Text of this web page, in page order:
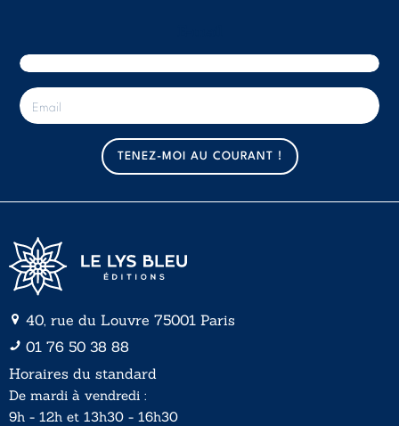
E
-
m
TENEZ-MOI AU COURANT !
40, rue du Louvre 75001 Paris
01 76 50 38 88
Horaires du standard
De mardi à vendredi :
9h - 12h et 13h30 - 16h30